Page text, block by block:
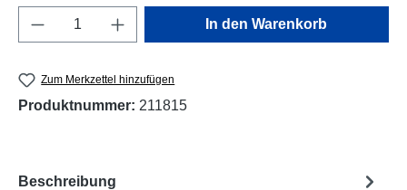
Produkt Anzahl: Gib den gewünschten
In den Warenkorb
Zum Merkzettel hinzufügen
Produktnummer: 211815
Beschreibung